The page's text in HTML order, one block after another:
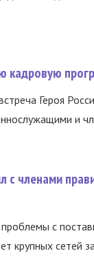
кадровую
Героя
и
с членами
с
крупных сетей